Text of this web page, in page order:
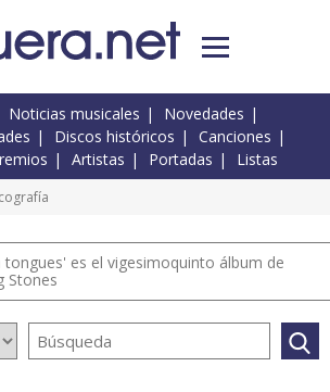
Noticias musicales
Novedades
Discos históricos
Canciones
Artistas Portadas Listas
tongues' es el vigesimoquinto álbum de
Stones